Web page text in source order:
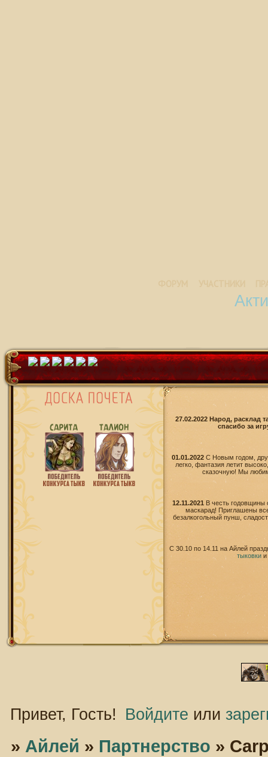
27.02.2022 Народ, расклад
спасибо за
01.01.2022 С Новым годом,
легко, фантазия летит
сказочную! Мы
12.11.2021
В честь годовщины
маскарад! Приглашены
безалкогольный пунш,
С 30.10 по 14.11 на Айлей
тыковкии
Привет, Гость! Войдите или
» Айлей » Партнерство »